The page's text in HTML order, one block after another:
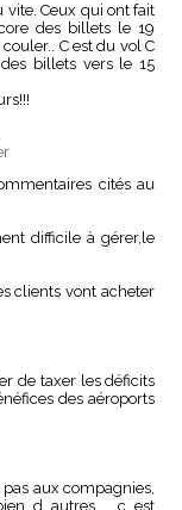
vite. Ceux qui ont fait
des billets le 19
C est du vol C
billets vers le 15
cités au
difficile à gérer,le
clients vont acheter
de taxer les déficits
des aéroports
aux compagnies,
d autres..., c est